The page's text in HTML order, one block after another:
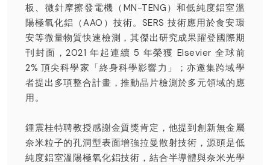
板、微針摩擦發電機（MN-TENG）和低純度鋁室溫
陽極氧化鋁（AAO）技術。SERS 技術應用於食安環
安等微量物質快速檢測，其傑出研究成果躍登國際期
刊封面，2021 年起連續 5 年榮獲 Elsevier 全球前
2% 頂尖科學家「終身科學影響力」；亦邀集跨域學
者提出多項整合計畫，推動晶片檢測於多元領域的應
用。
鍾震桂特聘教授感謝金質獎肯定，他提到創新無金屬
奈米粒子的孔洞型表面增強拉曼散射技術，源頭是低
純度鋁室溫陽極氧化鋁技術，結合半導體與奈米光學